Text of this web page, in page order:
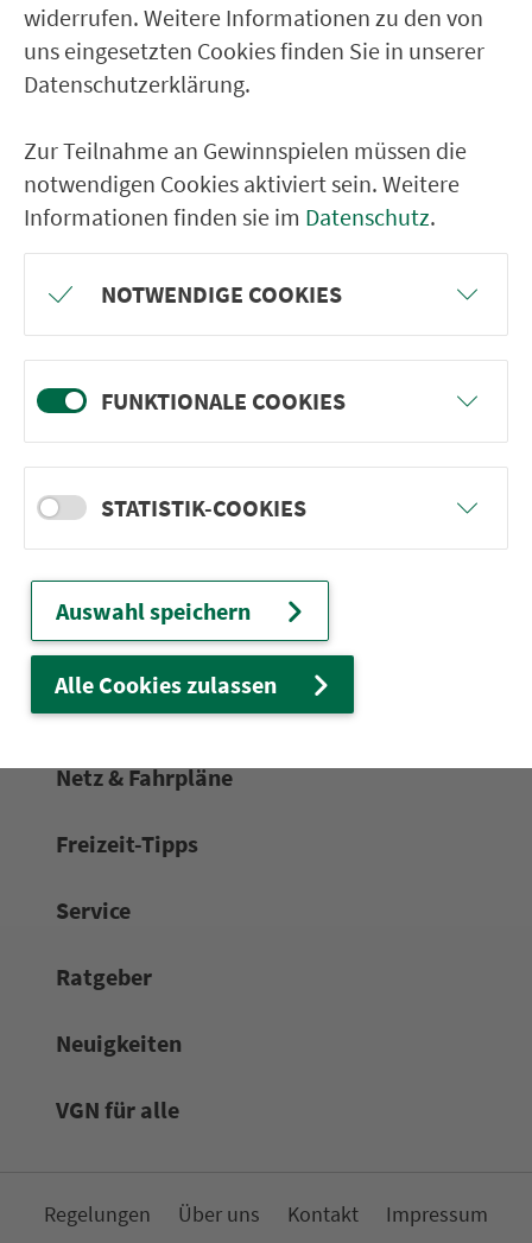
Ver­kehrs­ver­bund Groß­raum
22.000 Qua­drat­ki­lo­me­ter. 130 Ver­kehrs­un­
ter­neh­men. 1.100 Linien. Eine Fahr­kar­te.
Ver­bin­dungen
Abfahrten
Tickets & Preise
Fahr­plan­ände­rungen
Wir sind für Sie da:
24h-Ser­vice­te­le­fon:
0911 27075-99
Zum Kon­taktformular
Netz & Fahrpläne
Frei­zeit-Tipps
Service
Rat­ge­ber
Neuigkeiten
VGN für alle
Re­ge­lungen Über uns Kon­takt Impressum
widerrufen. Weitere Informationen zu den von
uns eingesetzten Cookies finden Sie in unserer
Datenschutzerklärung.
Zur Teilnahme an Gewinnspielen müssen die
notwendigen Cookies aktiviert sein. Weitere
Informationen finden sie im Datenschutz.
NOTWENDIGE COOKIES
FUNKTIONALE COOKIES
STATISTIK-COOKIES
Auswahl speichern
Alle Cookies zulassen